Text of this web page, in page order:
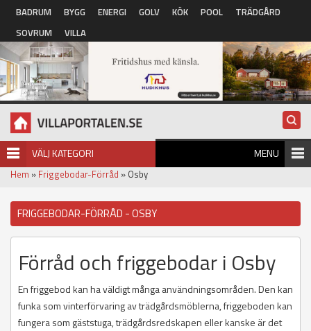
Hoppa till huvudinnehåll
BADRUM BYGG ENERGI GOLV KÖK POOL
TRÄDGÅRD
SOVRUM
VILLA
VÄLJ KATEGORI MENU
Hem » Friggebodar-Förråd » Osby
FRIGGEBODAR-FÖRRÅD - OSBY
Förråd och friggebodar i Osby
En friggebod kan ha väldigt många användningsområden. Den kan
funka som vinterförvaring av trädgårdsmöblerna, friggeboden kan
fungera som gäststuga, trädgårdsredskapen eller kanske är det